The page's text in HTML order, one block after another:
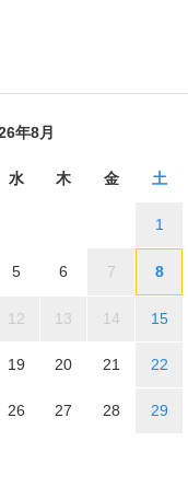
年8月
水 木 金 土
1
5 6 7 8
12 13 14 15
19 20 21 22
26 27 28 29